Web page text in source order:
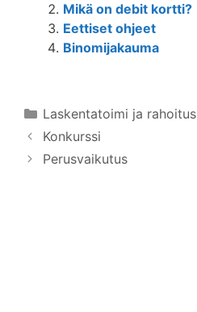
Mikä on debit kortti?
Eettiset ohjeet
Binomijakauma
Kategoriat
Laskentatoimi ja rahoitus
Konkurssi
Perusvaikutus